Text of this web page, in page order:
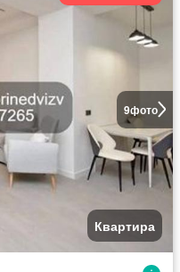
9фото
Квартира